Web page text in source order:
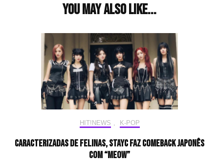
You may also like...
HIT!NEWS , K-POP
Caracterizadas de felinas, STAYC faz comeback japonês
com “MEOW”